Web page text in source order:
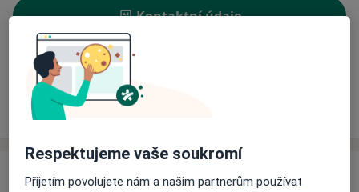
Kontaktní údaje
Rezervovat termín
Ceník
Ceník
Respektujeme vaše soukromí
Přijetím povolujete nám a našim partnerům používat